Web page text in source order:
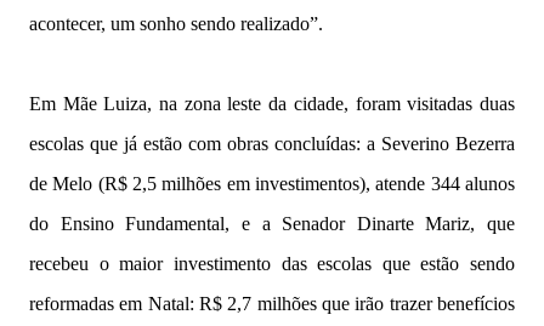
acontecer, um sonho sendo realizado”.
Em Mãe Luiza, na zona leste da cidade, foram visitadas duas
escolas que já estão com obras concluídas: a Severino Bezerra
de Melo (R$ 2,5 milhões em investimentos), atende 344 alunos
do Ensino Fundamental, e a Senador Dinarte Mariz, que
recebeu o maior investimento das escolas que estão sendo
reformadas em Natal: R$ 2,7 milhões que irão trazer benefícios